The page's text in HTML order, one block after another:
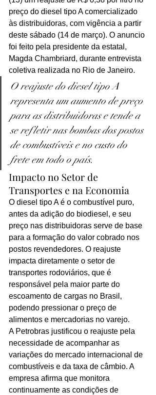
preço do diesel tipo A comercializado
às distribuidoras, com vigência a partir
deste sábado (14 de março). O anuncio
foi feito pela presidente da estatal,
Magda Chambriard, durante entrevista
coletiva realizada no Rio de Janeiro.
O reajuste do diesel tipo A
representa um aumento de preço
para as distribuidoras e tende a
se refletir nas bombas dos postos
de combustíveis e no custo do
frete em todo o país.
Impacto no Setor de
Transportes e na Economia
O diesel tipo A é o combustível puro,
antes da adição do biodiesel, e seu
preço nas distribuidoras serve de base
para a formação do valor cobrado nos
postos revendedores. O reajuste
impacta diretamente o setor de
transportes rodoviários, que é
responsável pela maior parte do
escoamento de cargas no Brasil,
podendo pressionar o preço de
alimentos e mercadorias no varejo.
A Petrobras justificou o reajuste pela
necessidade de acompanhar as
variações do mercado internacional de
combustíveis e da taxa de câmbio. A
empresa afirma que monitora
continuamente as condições de